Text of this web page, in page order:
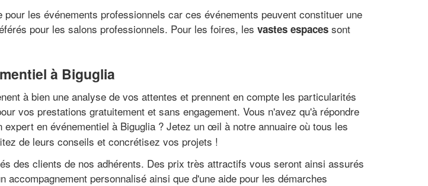
les événements professionnels car ces événements peuvent constituer une
pour les salons professionnels. Pour les foires, les vastes espaces sont
à Biguglia
à bien une analyse de vos attentes et prennent en compte les particularités
vos prestations gratuitement et sans engagement. Vous n'avez qu'à répondre
expert en événementiel à Biguglia ? Jetez un œil à notre annuaire où tous les
de leurs conseils et concrétisez vos projets !
des clients de nos adhérents. Des prix très attractifs vous seront ainsi assurés
personnalisé ainsi que d'une aide pour les démarches